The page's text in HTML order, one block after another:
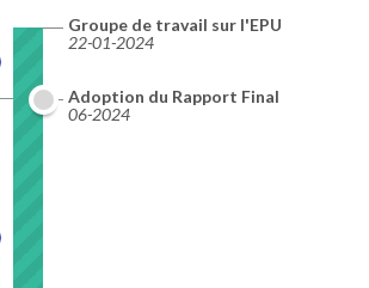
Groupe de travail sur l'EPU
22-01-2024
Adoption du Rapport Final
06-2024